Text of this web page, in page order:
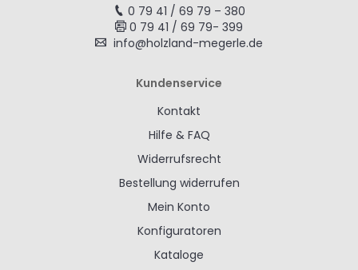
0 79 41 / 69 79 – 380
0 79 41 / 69 79- 399
info@holzland-megerle.de
Kundenservice
Kontakt
Hilfe & FAQ
Widerrufsrecht
Bestellung widerrufen
Mein Konto
Konfiguratoren
Kataloge